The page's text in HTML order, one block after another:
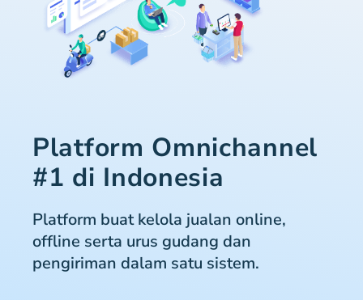
Platform Omnichannel
#1 di Indonesia
Platform buat kelola jualan online,
offline serta urus gudang dan
pengiriman dalam satu sistem.